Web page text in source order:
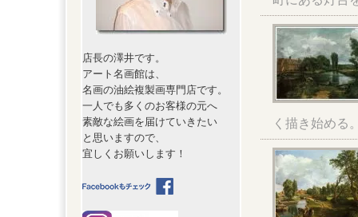
店長の澤井です。
アート名画館は、
名画の油絵複製画専門店です。
一人でも多くのお客様の元へ
素敵な絵画を届けていきたい
と思いますので、
宜しくお願いします！
く描き始める